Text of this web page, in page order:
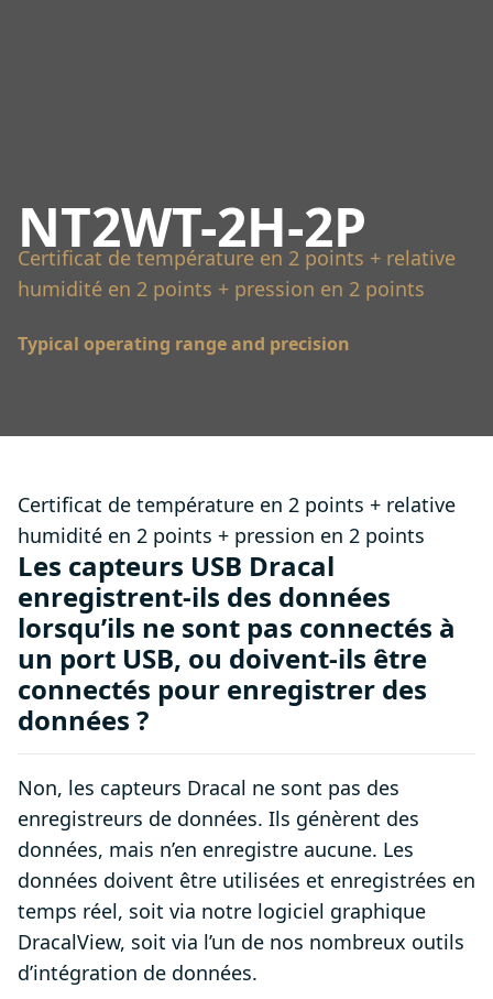
NT2WT-2H-2P
Certificat de température en 2 points + relative
humidité en 2 points + pression en 2 points
Typical operating range and precision
Certificat de température en 2 points + relative
humidité en 2 points + pression en 2 points
Les capteurs USB Dracal
enregistrent-ils des données
lorsqu’ils ne sont pas connectés à
un port USB, ou doivent-ils être
connectés pour enregistrer des
données ?
Non, les capteurs Dracal ne sont pas des
enregistreurs de données. Ils génèrent des
données, mais n’en enregistre aucune. Les
données doivent être utilisées et enregistrées en
temps réel, soit via notre logiciel graphique
DracalView, soit via l’un de nos nombreux outils
d’intégration de données.